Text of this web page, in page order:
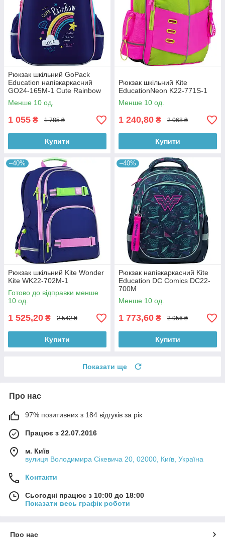
Рюкзак шкільний GoPack
Education напівкаркасний
GO24-165M-1 Cute Rainbow
Менше 10 од.
1 055 ₴ 1 785 ₴
Купити
Рюкзак шкільний Kite
EducationNeon K22-771S-1
Менше 10 од.
1 240,80 ₴ 2 068 ₴
Купити
–40%
Рюкзак шкільний Kite Wonder
Kite WK22-702M-1
Готово до відправки менше
10 од.
1 525,20 ₴ 2 542 ₴
Купити
–40%
Рюкзак напівкаркасний Kite
Education DC Comics DC22-
700M
Менше 10 од.
1 773,60 ₴ 2 956 ₴
Купити
Показати ще
Про нас
97% позитивних з 184 відгуків за рік
Працює з 22.07.2016
м. Київ
вулиця Володимира Сікевича 20, 02000, Київ, Україна
Контакти
Сьогодні працює з 10:00 до 18:00
Показати весь графік роботи
Про нас